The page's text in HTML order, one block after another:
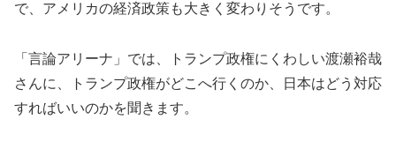
で、 アメリカの経済政策も大きく変わりそうです。
「言論アリーナ」では、
トランプ政権にくわしい渡瀬裕哉
さんに、
トランプ政権がどこへ行くのか、
日本はどう対応
すればいいのかを聞きます。